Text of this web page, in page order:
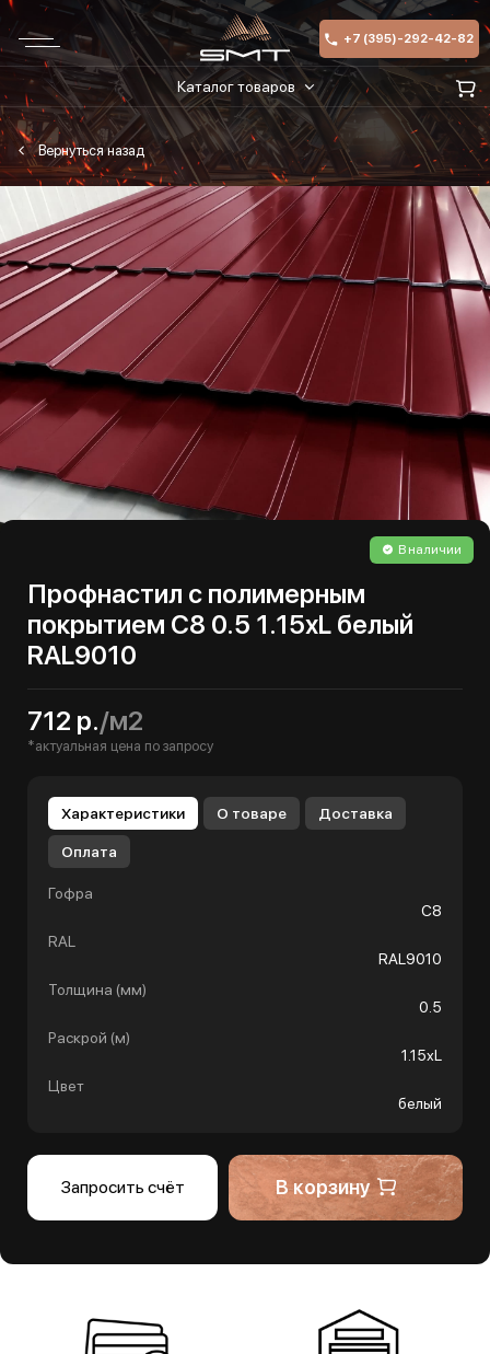
+7 (395)-292-42-82
Каталог товаров
В наличии
Профнастил с полимерным
покрытием С8 0.5 1.15хL белый
RAL9010
712 р./м2
*актуальная цена по запросу
Характеристики О товаре Доставка
Оплата
Гофра
С8
RAL
RAL9010
Толщина (мм)
0.5
Раскрой (м)
1.15хL
Цвет
белый
Запросить счёт В корзину